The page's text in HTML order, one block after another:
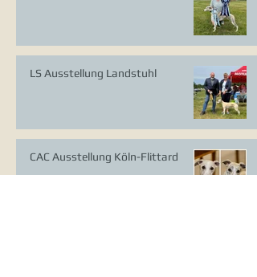
LS Ausstellung Landstuhl
CAC Ausstellung Köln-Flittard